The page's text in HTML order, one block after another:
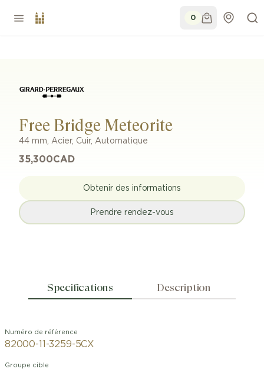
0
Free Bridge Meteorite
44 mm, Acier, Cuir, Automatique
35,300CAD
Obtenir des informations
Prendre rendez-vous
Specifications Description
Numéro de référence
82000-11-3259-5CX
Groupe cible